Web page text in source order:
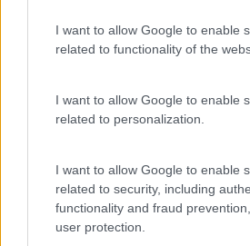
I want to allow Google to enable
related to functionality of the
I want to allow Google to enable
related to personalization.
I want to allow Google to enable
related to security, including
functionality and fraud
user protection.
FORMAÇÕES
MEDIDA
pragmáticas orientadas para os